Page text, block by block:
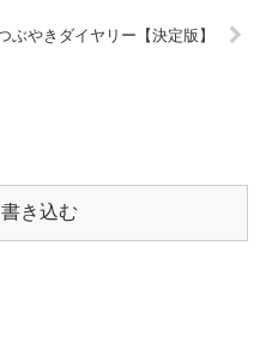
ぶやきダイヤリー【決定版】
き込む